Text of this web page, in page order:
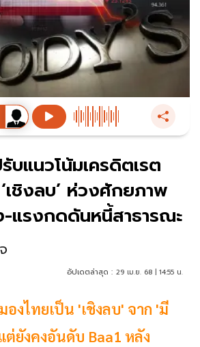
แนวโน้มเครดิตเรต
ชิงลบ’ ห่วงศักยภาพ
แรงกดดันหนี้สาธารณะ
อัปเดตล่าสุด : 29 เม.ย. 68 | 14:55 น.
งไทยเป็น 'เชิงลบ' จาก 'มี
ต่ยังคงอันดับ Baa1 หลัง